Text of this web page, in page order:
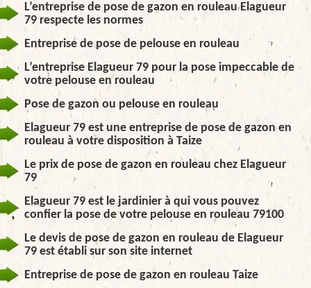
L’entreprise de pose de gazon en rouleau Elagueur
79 respecte les normes
Entreprise de pose de pelouse en rouleau
L’entreprise Elagueur 79 pour la pose impeccable de
votre pelouse en rouleau
Pose de gazon ou pelouse en rouleau
Elagueur 79 est une entreprise de pose de gazon en
rouleau à votre disposition à Taize
Le prix de pose de gazon en rouleau chez Elagueur
79
Elagueur 79 est le jardinier à qui vous pouvez
confier la pose de votre pelouse en rouleau 79100
Le devis de pose de gazon en rouleau de Elagueur
79 est établi sur son site internet
Entreprise de pose de gazon en rouleau Taize